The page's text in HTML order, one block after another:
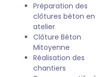
Préparation des
clôtures béton en
atelier
Clôture Béton
Mitoyenne
Réalisation des
chantiers